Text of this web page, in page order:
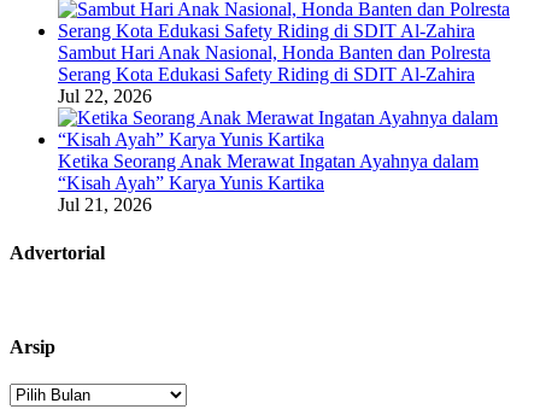
Sambut Hari Anak Nasional, Honda Banten dan Polresta
Serang Kota Edukasi Safety Riding di SDIT Al-Zahira
Jul 22, 2026
Ketika Seorang Anak Merawat Ingatan Ayahnya dalam
“Kisah Ayah” Karya Yunis Kartika
Jul 21, 2026
Advertorial
Arsip
Arsip